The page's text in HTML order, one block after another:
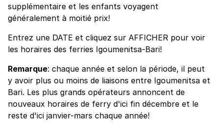
supplémentaire et les enfants voyagent
généralement à moitié prix!
Entrez une DATE et cliquez sur AFFICHER pour voir
les horaires des ferries Igoumenitsa-Bari!
Remarque: chaque année et selon la période, il peut
y avoir plus ou moins de liaisons entre Igoumenitsa et
Bari. Les plus grands opérateurs annoncent de
nouveaux horaires de ferry d'ici fin décembre et le
reste d'ici janvier-mars chaque année!